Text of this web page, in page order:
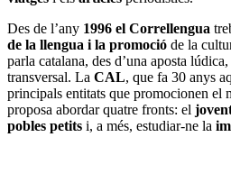
Des de l’any 1996 el Correllengua
de la llengua i la promoció de la
parla catalana, des d’una aposta
transversal. La CAL, que fa 30 anys
principals entitats que promocionen el
proposa abordar quatre fronts: el
pobles petits i, a més, estudiar-ne la